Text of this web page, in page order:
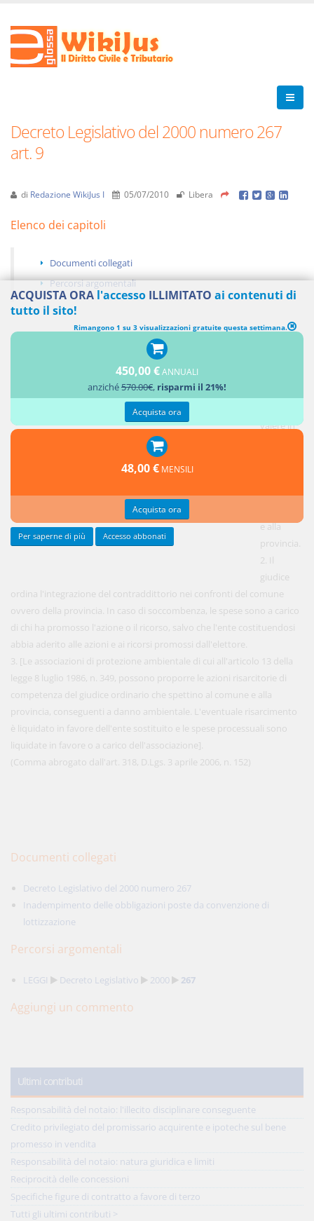
Decreto Legislativo del 2000 numero 267
art. 9
di Redazione WikiJus I 05/07/2010 Libera
Elenco dei capitoli
Documenti collegati
Percorsi argomentali
AZIONE POPOLARE E DELLE ASSOCIAZIONI DI PROTEZIONE
valere in
spettano
e alla
provincia.
2. Il
giudice
ordina l'integrazione del contraddittorio nei confronti del comune
ovvero della provincia. In caso di soccombenza, le spese sono a carico
di chi ha promosso l'azione o il ricorso, salvo che l'ente costituendosi
abbia aderito alle azioni e ai ricorsi promossi dall'elettore.
3. [Le associazioni di protezione ambientale di cui all'articolo 13 della
legge 8 luglio 1986, n. 349, possono proporre le azioni risarcitorie di
competenza del giudice ordinario che spettino al comune e alla
provincia, conseguenti a danno ambientale. L'eventuale risarcimento
è liquidato in favore dell'ente sostituito e le spese processuali sono
liquidate in favore o a carico dell'associazione].
(Comma abrogato dall'art. 318, D.Lgs. 3 aprile 2006, n. 152)
Documenti collegati
Decreto Legislativo del 2000 numero 267
Inadempimento delle obbligazioni poste da convenzione di
lottizzazione
Percorsi argomentali
LEGGI Decreto Legislativo 2000 267
Aggiungi un commento
Ultimi contributi
Responsabilità del notaio: l'illecito disciplinare conseguente
Credito privilegiato del promissario acquirente e ipoteche sul bene
promesso in vendita
Responsabilità del notaio: natura giuridica e limiti
Reciprocità delle concessioni
Specifiche figure di contratto a favore di terzo
Tutti gli ultimi contributi >
ACQUISTA ORA l'accesso ILLIMITATO ai contenuti di
tutto il sito!
Rimangono 1 su 3 visualizzazioni gratuite questa settimana.
450,00 €ANNUALI
anziché570.00€, risparmi il 21%!
Acquista ora
48,00 € MENSILI
Acquista ora
Per saperne di più Accesso abbonati